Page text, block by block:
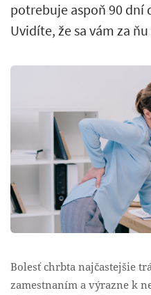
potrebuje aspoň 90
Uvidíte, že sa vám za
Bolesť chrbta najčastejšie
zamestnaním a výrazne k